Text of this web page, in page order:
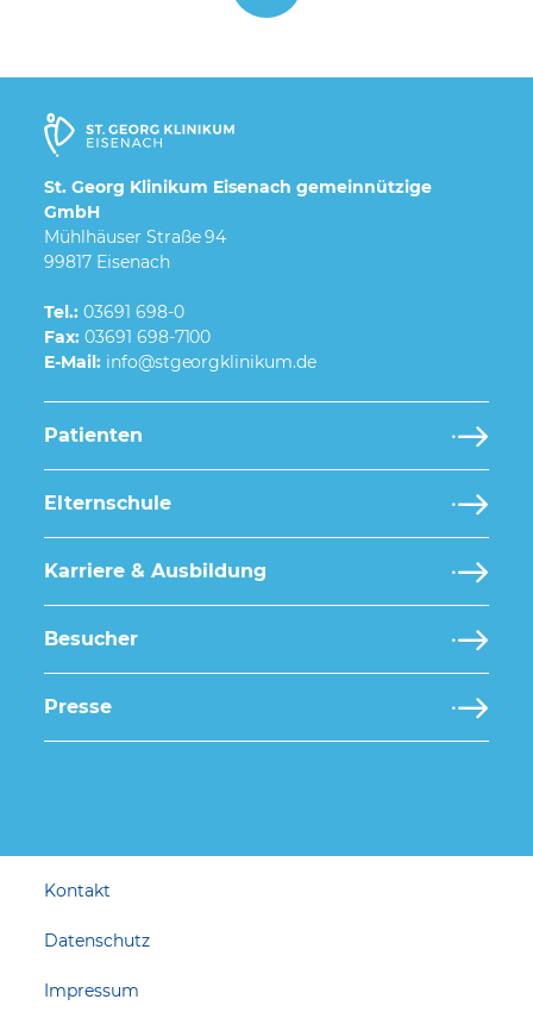
St. Georg Klinikum Eisenach gemeinnützige
GmbH
Mühlhäuser Straße 94
99817 Eisenach
Tel.: 03691 698-0
Fax: 03691 698-7100
E-Mail:
Patienten
Elternschule
Karriere & Ausbildung
Besucher
Presse
Kontakt
Datenschutz
Impressum